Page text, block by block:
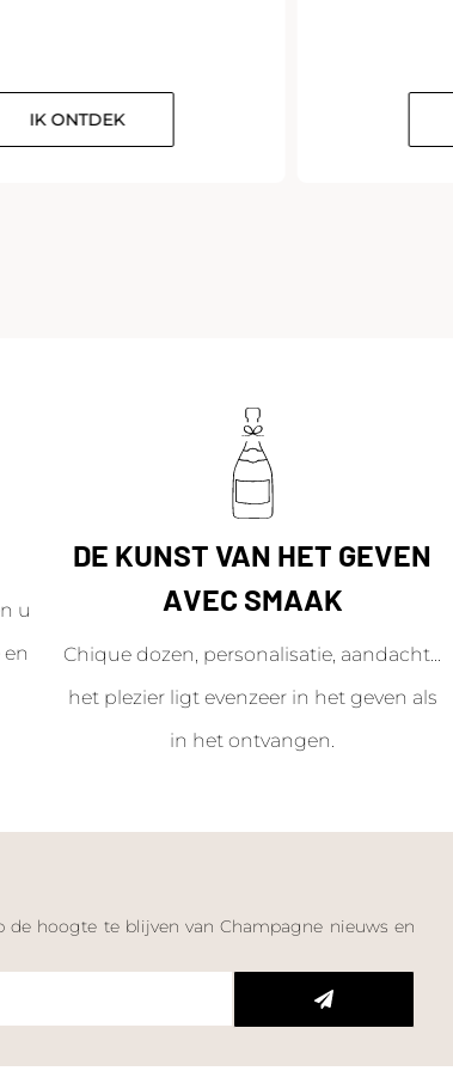
IK ONTDEK
u
DE KUNST VAN HET GEVEN
AVEC SMAAK
Chique dozen, personalisatie, aandacht...
het plezier ligt evenzeer in het geven als
in het ontvangen.
hoogte te blijven van Champagne nieuws en